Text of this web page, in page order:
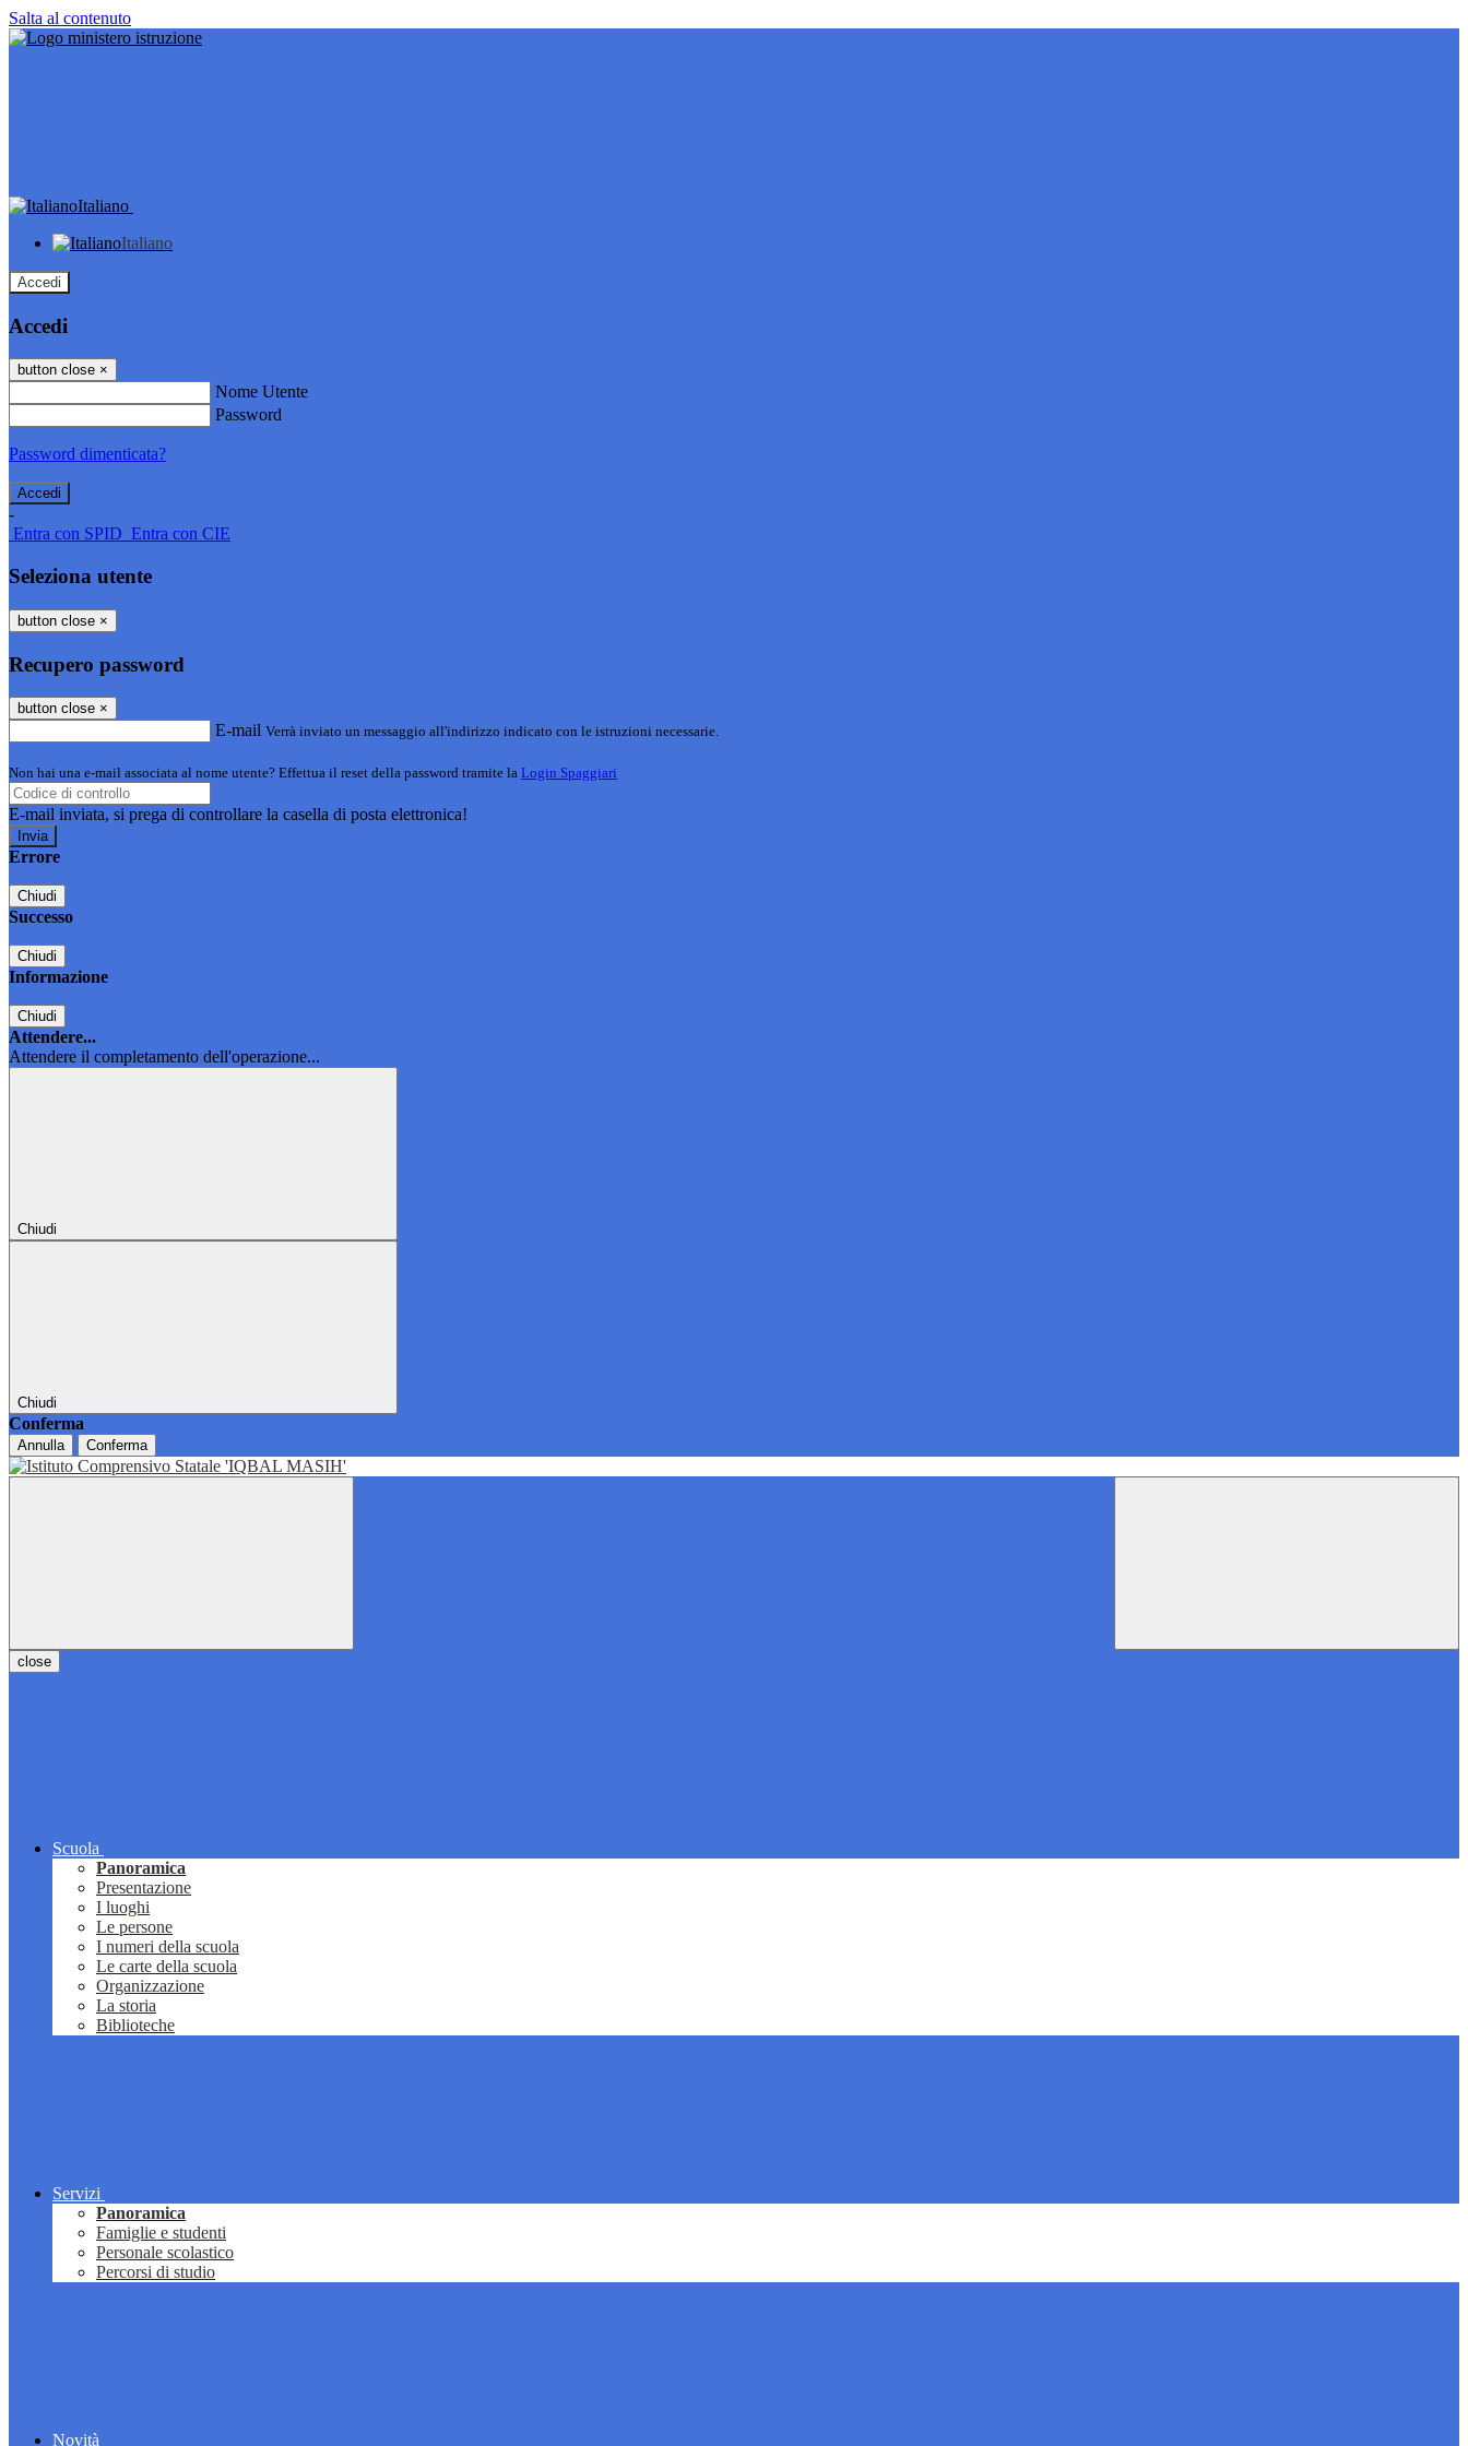
Salta al contenuto
Italiano
Italiano
Accedi
Accedi
button close ×
Nome Utente
Password
Password dimenticata?
-
Entra con SPID Entra con CIE
Seleziona utente
button close ×
Recupero password
button close ×
E-mail Verrà inviato un messaggio all'indirizzo indicato con le istruzioni necessarie.
Non hai una e-mail associata al nome utente? Effettua il reset della password tramite la Login Spaggiari
E-mail inviata, si prega di controllare la casella di posta elettronica!
Errore
Chiudi
Successo
Chiudi
Informazione
Chiudi
Attendere...
Attendere il completamento dell'operazione...
Chiudi
Chiudi
Conferma
Annulla Conferma
close
Scuola
Panoramica
Presentazione
I luoghi
Le persone
I numeri della scuola
Le carte della scuola
Organizzazione
La storia
Biblioteche
Servizi
Panoramica
Famiglie e studenti
Personale scolastico
Percorsi di studio
Novità